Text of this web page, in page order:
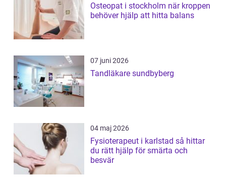
Osteopat i stockholm när kroppen
behöver hjälp att hitta balans
07 juni 2026
Tandläkare sundbyberg
04 maj 2026
Fysioterapeut i karlstad så hittar
du rätt hjälp för smärta och
besvär